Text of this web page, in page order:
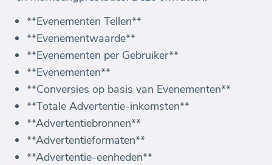
**Evenementen Tellen**
**Evenementwaarde**
**Evenementen per Gebruiker**
**Evenementen**
**Conversies op basis van Evenementen**
**Totale Advertentie-inkomsten**
**Advertentiebronnen**
**Advertentieformaten**
**Advertentie-eenheden**